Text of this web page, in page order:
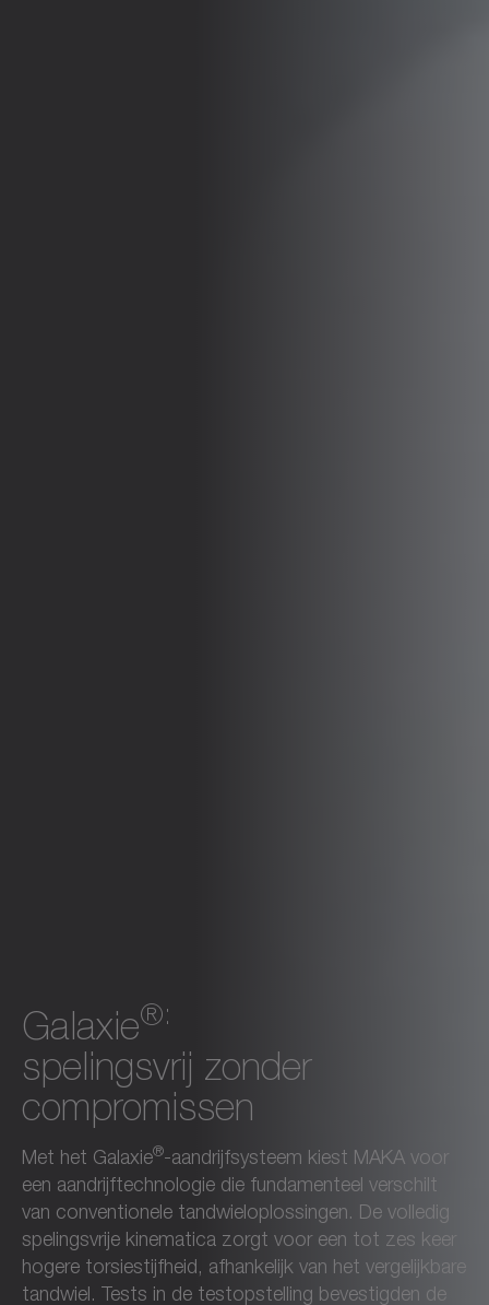
Galaxie®:
spelingsvrij zonder
compromissen
Met het Galaxie®-aandrijfsysteem kiest MAKA voor
een aandrijftechnologie die fundamenteel verschilt
van conventionele tandwieloplossingen. De volledig
spelingsvrije kinematica zorgt voor een tot zes keer
hogere torsiestijfheid, afhankelijk van het vergelijkbare
tandwiel. Tests in de testopstelling bevestigden de